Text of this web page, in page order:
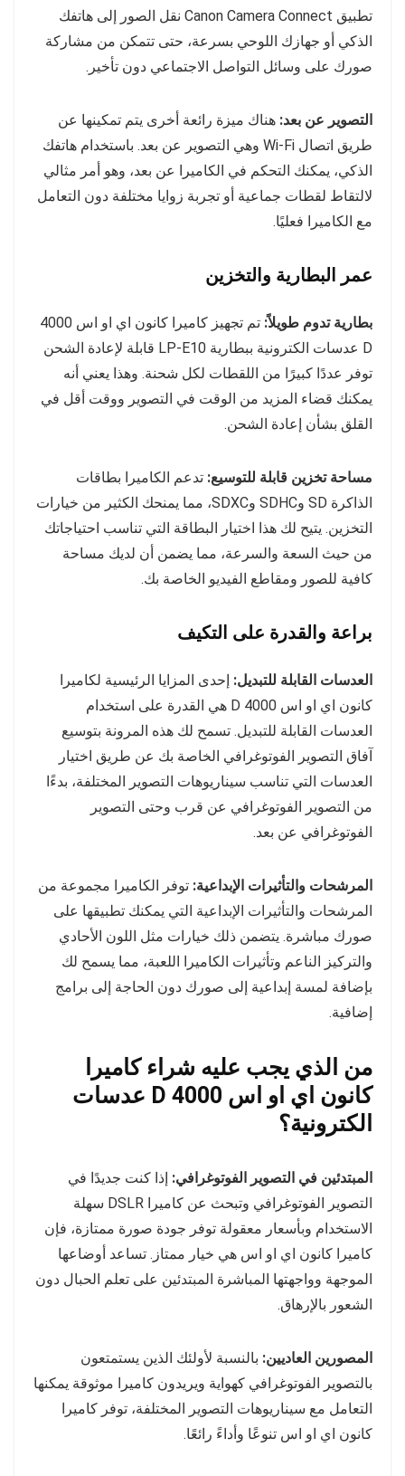
تطبيق Canon Camera Connect نقل الصور إلى هاتفك
الذكي أو جهازك اللوحي بسرعة، حتى تتمكن من مشاركة
صورك على وسائل التواصل الاجتماعي دون تأخير.
التصوير عن بعد: هناك ميزة رائعة أخرى يتم تمكينها عن
طريق اتصال Wi-Fi وهي التصوير عن بعد. باستخدام هاتفك
الذكي، يمكنك التحكم في الكاميرا عن بعد، وهو أمر مثالي
لالتقاط لقطات جماعية أو تجربة زوايا مختلفة دون التعامل
مع الكاميرا فعليًا.
عمر البطارية والتخزين
بطارية تدوم طويلاً:
تم تجهيز كاميرا كانون اي او اس 4000
D عدسات الكترونية ببطارية LP-E10 قابلة لإعادة الشحن
توفر عددًا كبيرًا من اللقطات لكل شحنة. وهذا يعني أنه
يمكنك قضاء المزيد من الوقت في التصوير ووقت أقل في
القلق بشأن إعادة الشحن.
مساحة تخزين قابلة للتوسيع: تدعم الكاميرا بطاقات
الذاكرة SD وSDHC وSDXC، مما يمنحك الكثير من خيارات
التخزين. يتيح لك هذا اختيار البطاقة التي تناسب احتياجاتك
من حيث السعة والسرعة، مما يضمن أن لديك مساحة
كافية للصور ومقاطع الفيديو الخاصة بك.
براعة والقدرة على التكيف
العدسات القابلة للتبديل: إحدى المزايا الرئيسية لكاميرا
كانون اي او اس 4000 D هي القدرة على استخدام
العدسات القابلة للتبديل. تسمح لك هذه المرونة بتوسيع
آفاق التصوير الفوتوغرافي الخاصة بك عن طريق اختيار
العدسات التي تناسب سيناريوهات التصوير المختلفة، بدءًا
من التصوير الفوتوغرافي عن قرب وحتى التصوير
الفوتوغرافي عن بعد.
المرشحات والتأثيرات الإبداعية: توفر الكاميرا مجموعة من
المرشحات والتأثيرات الإبداعية التي يمكنك تطبيقها على
صورك مباشرة. يتضمن ذلك خيارات مثل اللون الأحادي
والتركيز الناعم وتأثيرات الكاميرا اللعبة، مما يسمح لك
بإضافة لمسة إبداعية إلى صورك دون الحاجة إلى برامج
إضافية.
من الذي يجب عليه شراء كاميرا
كانون اي او اس 4000 D عدسات
الكترونية؟
المبتدئين في التصوير الفوتوغرافي: إذا كنت جديدًا في
التصوير الفوتوغرافي وتبحث عن كاميرا DSLR سهلة
الاستخدام وبأسعار معقولة توفر جودة صورة ممتازة، فإن
كاميرا كانون اي او اس هي خيار ممتاز. تساعد أوضاعها
الموجهة وواجهتها المباشرة المبتدئين على تعلم الحبال دون
الشعور بالإرهاق.
المصورين العاديين: بالنسبة لأولئك الذين يستمتعون
بالتصوير الفوتوغرافي كهواية ويريدون كاميرا موثوقة يمكنها
التعامل مع سيناريوهات التصوير المختلفة، توفر كاميرا
كانون اي او اس تنوعًا وأداءً رائعًا.